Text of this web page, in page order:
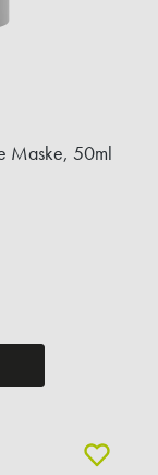
Maske, 50ml